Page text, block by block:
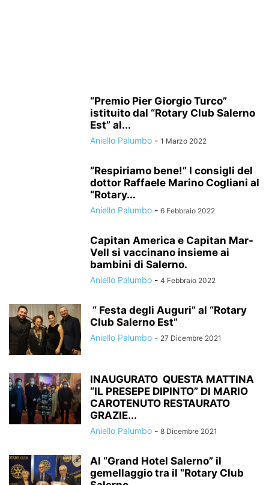
“Premio Pier Giorgio Turco”
istituito dal “Rotary Club Salerno
Est” al...
Aniello Palumbo - 1 Marzo 2022
“Respiriamo bene!” I consigli del
dottor Raffaele Marino Cogliani al
“Rotary...
Aniello Palumbo - 6 Febbraio 2022
Capitan America e Capitan Mar-
Vell si vaccinano insieme ai
bambini di Salerno.
Aniello Palumbo - 4 Febbraio 2022
“ Festa degli Auguri” al “Rotary
Club Salerno Est”
Aniello Palumbo - 27 Dicembre 2021
INAUGURATO QUESTA MATTINA
“IL PRESEPE DIPINTO” DI MARIO
CAROTENUTO RESTAURATO
GRAZIE...
Aniello Palumbo - 8 Dicembre 2021
Al “Grand Hotel Salerno” il
gemellaggio tra il “Rotary Club